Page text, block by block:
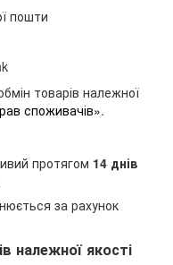
пошти
товарів належної
споживачів».
протягом 14 днів
за рахунок
належної якості